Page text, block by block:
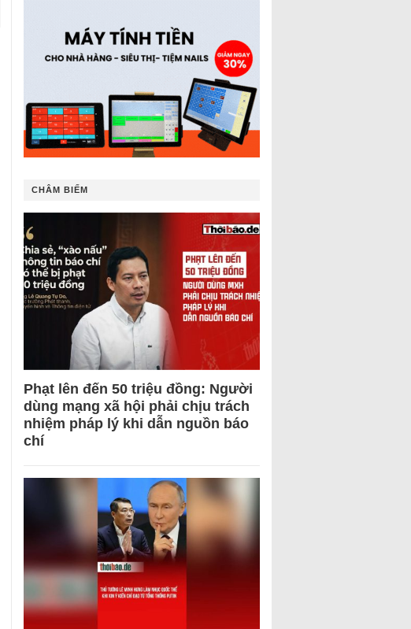
CHÂM BIẾM
Phạt lên đến 50 triệu đồng: Người
dùng mạng xã hội phải chịu trách
nhiệm pháp lý khi dẫn nguồn báo
chí